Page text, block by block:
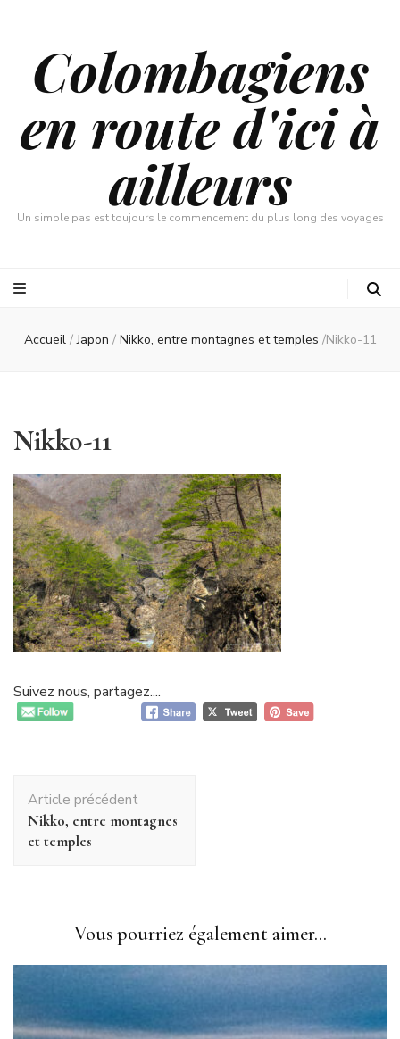
Colombagiens
en route d'ici à
ailleurs
Un simple pas est toujours le commencement du plus long des voyages
Accueil / Japon / Nikko, entre montagnes et temples /Nikko-11
Nikko-11
Suivez nous, partagez....
d'article
Article précédent
Nikko, entre montagnes
et temples
Vous pourriez également aimer...